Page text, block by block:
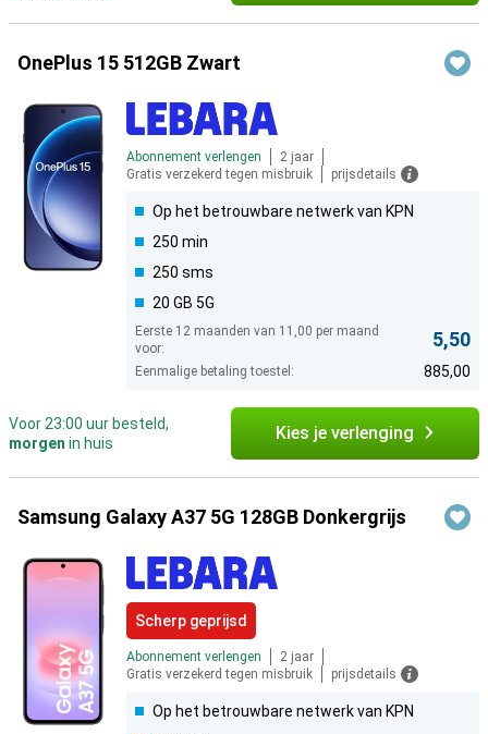
OnePlus 15 512GB Zwart
Abonnement verlengen
2 jaar
Gratis verzekerd tegen misbruik
prijsdetails
Op het betrouwbare netwerk van KPN
250 min
250 sms
20 GB 5G
Eerste 12 maanden van 11,00 per maand
voor:
5,50
Eenmalige betaling toestel: 885,00
Voor 23:00 uur besteld,
morgen in huis Kies je verlenging
Samsung Galaxy A37 5G 128GB Donkergrijs
Scherp geprijsd
Abonnement verlengen
2 jaar
Gratis verzekerd tegen misbruik
prijsdetails
Op het betrouwbare netwerk van KPN